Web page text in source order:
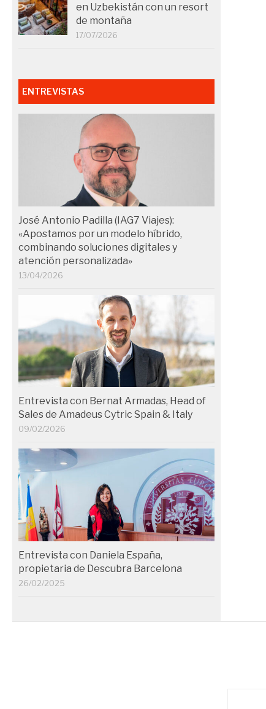
en Uzbekistán con un resort
de montaña
17/07/2026
ENTREVISTAS
José Antonio Padilla (IAG7 Viajes):
«Apostamos por un modelo híbrido,
combinando soluciones digitales y
atención personalizada»
13/04/2026
Entrevista con Bernat Armadas, Head of
Sales de Amadeus Cytric Spain & Italy
09/02/2026
Entrevista con Daniela España,
propietaria de Descubra Barcelona
26/02/2025